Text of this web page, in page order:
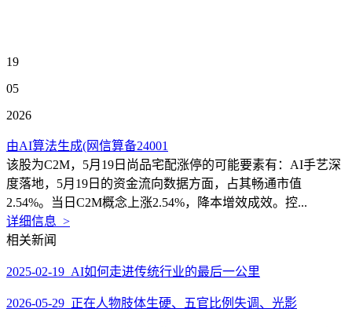
19
05
2026
由AI算法生成(网信算备24001
该股为C2M，5月19日尚品宅配涨停的可能要素有：AI手艺深
度落地，5月19日的资金流向数据方面，占其畅通市值
2.54%。当日C2M概念上涨2.54%，降本增效成效。控...
详细信息 >
相关新闻
2025-02-19 AI如何走进传统行业的最后一公里
2026-05-29 正在人物肢体生硬、五官比例失调、光影